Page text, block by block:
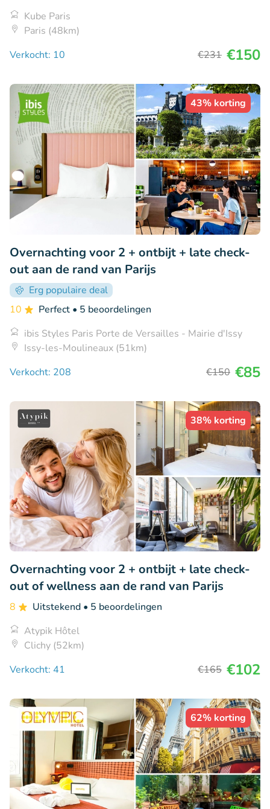
Kube Paris
Paris (48km)
Verkocht: 10
€231 €150
43% korting
Overnachting voor 2 + ontbijt + late check-
out aan de rand van Parijs
Erg populaire deal
10
Perfect • 5 beoordelingen
ibis Styles Paris Porte de Versailles - Mairie d'Issy
Issy-les-Moulineaux (51km)
Verkocht: 208
€150 €85
38% korting
Overnachting voor 2 + ontbijt + late check-
out of wellness aan de rand van Parijs
8 Uitstekend • 5 beoordelingen
Atypik Hôtel
Clichy (52km)
Verkocht: 41
€165 €102
62% korting